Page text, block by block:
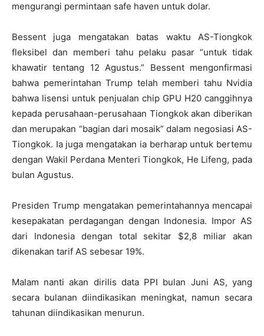
mengurangi permintaan safe haven untuk dolar.
Bessent juga mengatakan batas waktu AS-Tiongkok
fleksibel dan memberi tahu pelaku pasar “untuk tidak
khawatir tentang 12 Agustus.” Bessent mengonfirmasi
bahwa pemerintahan Trump telah memberi tahu Nvidia
bahwa lisensi untuk penjualan chip GPU H20 canggihnya
kepada perusahaan-perusahaan Tiongkok akan diberikan
dan merupakan “bagian dari mosaik” dalam negosiasi AS-
Tiongkok. Ia juga mengatakan ia berharap untuk bertemu
dengan Wakil Perdana Menteri Tiongkok, He Lifeng, pada
bulan Agustus.
Presiden Trump mengatakan pemerintahannya mencapai
kesepakatan perdagangan dengan Indonesia. Impor AS
dari Indonesia dengan total sekitar $2,8 miliar akan
dikenakan tarif AS sebesar 19%.
Malam nanti akan dirilis data PPI bulan Juni AS, yang
secara bulanan diindikasikan meningkat, namun secara
tahunan diindikasikan menurun.